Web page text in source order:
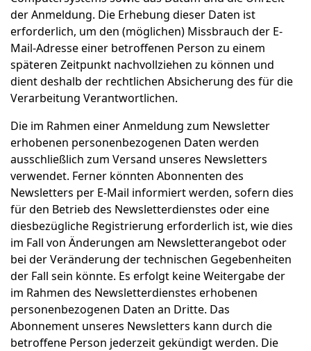
der Anmeldung. Die Erhebung dieser Daten ist
erforderlich, um den (möglichen) Missbrauch der E-
Mail-Adresse einer betroffenen Person zu einem
späteren Zeitpunkt nachvollziehen zu können und
dient deshalb der rechtlichen Absicherung des für die
Verarbeitung Verantwortlichen.
Die im Rahmen einer Anmeldung zum Newsletter
erhobenen personenbezogenen Daten werden
ausschließlich zum Versand unseres Newsletters
verwendet. Ferner könnten Abonnenten des
Newsletters per E-Mail informiert werden, sofern dies
für den Betrieb des Newsletterdienstes oder eine
diesbezügliche Registrierung erforderlich ist, wie dies
im Fall von Änderungen am Newsletterangebot oder
bei der Veränderung der technischen Gegebenheiten
der Fall sein könnte. Es erfolgt keine Weitergabe der
im Rahmen des Newsletterdienstes erhobenen
personenbezogenen Daten an Dritte. Das
Abonnement unseres Newsletters kann durch die
betroffene Person jederzeit gekündigt werden. Die